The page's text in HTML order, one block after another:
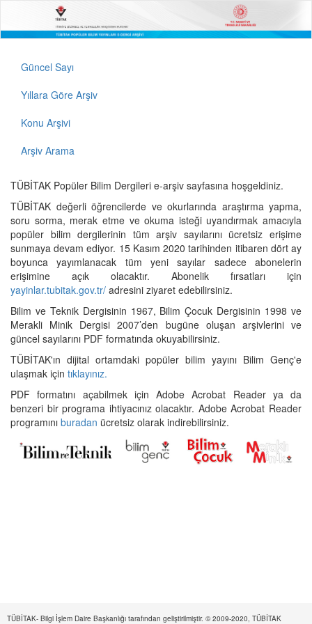
Güncel Sayı
Yıllara Göre Arşiv
Konu Arşivi
Arşiv Arama
TÜBİTAK Popüler Bilim Dergileri e-arşiv sayfasına hoşgeldiniz.
TÜBİTAK değerli öğrencilerde ve okurlarında araştırma yapma,
soru sorma, merak etme ve okuma isteği uyandırmak amacıyla
popüler bilim dergilerinin tüm arşiv sayılarını ücretsiz erişime
sunmaya devam ediyor. 15 Kasım 2020 tarihinden itibaren dört ay
boyunca yayımlanacak tüm yeni sayılar sadece abonelerin
erişimine açık olacaktır. Abonelik fırsatları için
yayinlar.tubitak.gov.tr/ adresini ziyaret edebilirsiniz.
Bilim ve Teknik Dergisinin 1967, Bilim Çocuk Dergisinin 1998 ve
Merakli Minik Dergisi 2007’den bugüne oluşan arşivlerini ve
güncel sayılarını PDF formatında okuyabilirsiniz.
TÜBİTAK'ın dijital ortamdaki popüler bilim yayını Bilim Genç'e
ulaşmak için tıklayınız.
PDF formatını açabilmek için Adobe Acrobat Reader ya da
benzeri bir programa ihtiyacınız olacaktır. Adobe Acrobat Reader
programını buradan ücretsiz olarak indirebilirsiniz.
TÜBİTAK- Bilgi İşlem Daire Başkanlığı tarafından geliştirilmiştir. © 2009-2020, TÜBİTAK